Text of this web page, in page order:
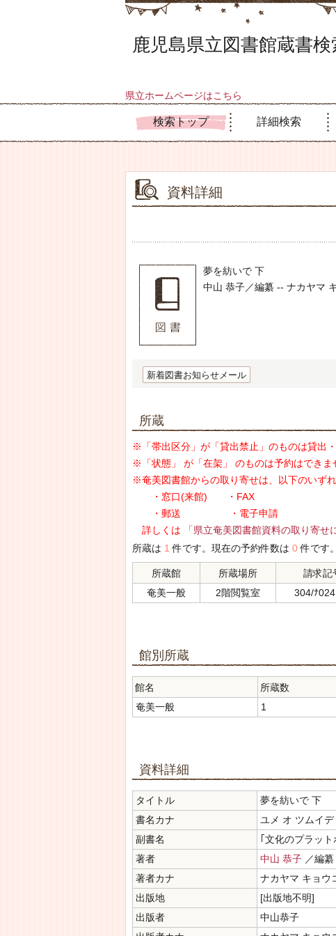
鹿児島県立図書館蔵書検
県立ホームページはこちら
検索トップ 詳細検索
資料詳細
夢を紡いで 下
中山 恭子／編纂 -- ナカヤマ
新着図書お知らせメール
所蔵
※「帯出区分」が「貸出禁止」のものは貸出
※「状態」 が「在架」 のものは予約はできま
※奄美図書館からの取り寄せは、以下のいず
・窓口(来館) ・FAX
・郵送 ・電子申請
詳しくは
「県立奄美図書館資料の取り寄せ
所蔵は 1 件です。現在の予約件数は 0件です。
所蔵館 所蔵場所 請求記
奄美一般
2階閲覧室 304/ﾅ
館別所蔵
館名 所蔵数
奄美一般
1
資料詳細
タイトル
夢を紡いで 下
書名カナ
ユメ オ ツムイデ
副書名
｢文化のプラッ
著者
中山 恭子 ／編纂
著者カナ
ナカヤマ キョウ
出版地
[出版地不明]
出版者
中山恭子